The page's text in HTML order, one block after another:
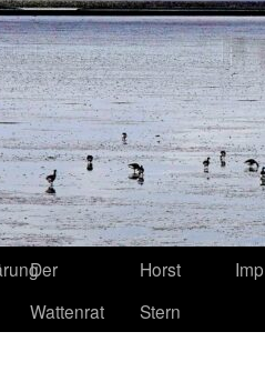
Der
Wattenrat
Horst
Stern